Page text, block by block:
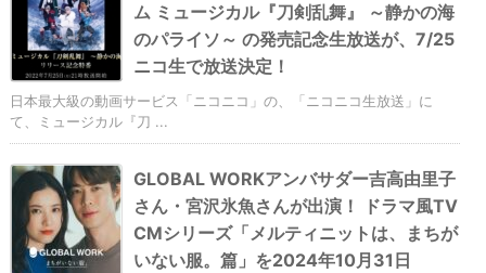
ム ミュージカル『刀剣乱舞』 ～静かの海
のパライソ～ の発売記念生放送が、7/25
ニコ生で放送決定！
日本最大級の動画サービス「ニコニコ」の、「ニコニコ生放送」に
て、ミュージカル『刀 ...
GLOBAL WORKアンバサダー吉高由里子
さん・宮沢氷魚さんが出演！ ドラマ風TV
CMシリーズ「メルティニットは、まちが
いない服。篇」を2024年10月31日